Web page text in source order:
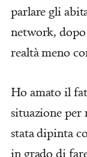
parlare gli
network,
realtà meno
Ho amato il
situazione per
stata dipinta
in grado di